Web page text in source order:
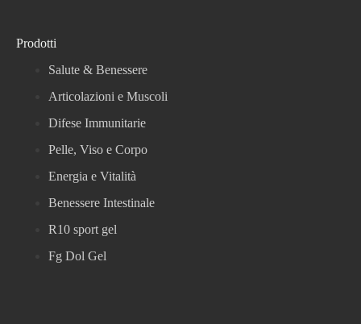
Prodotti
Salute & Benessere
Articolazioni e Muscoli
Difese Immunitarie
Pelle, Viso e Corpo
Energia e Vitalità
Benessere Intestinale
R10 sport gel
Fg Dol Gel